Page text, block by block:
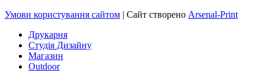
Умови користування сайтом | Сайт створено Arsenal-Print
Друкарня
Студія Дизайну
Магазин
Outdoor